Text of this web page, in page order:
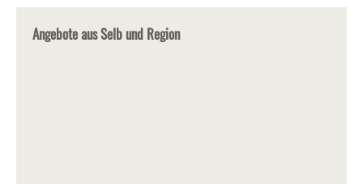
Angebote aus Selb und Region